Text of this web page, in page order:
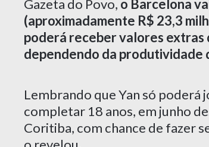
Gazeta do Povo, o Barcelona
(aproximadamente R$ 23,3
poderá receber valores extras
dependendo da produtividade
Lembrando que Yan só
completar 18 anos, em junho
Coritiba, com chance de fazer